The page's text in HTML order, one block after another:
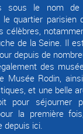
sous le nom
quartier parisien
célèbres,
de la Seine. Il
depuis de
des
Musée Rodin,
et une belle
pour séjourner
la première
depuis ici.